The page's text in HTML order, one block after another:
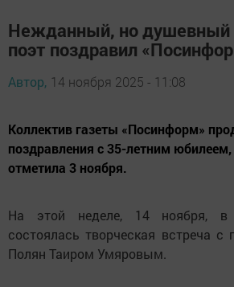
Нежданный, но душевный
поэт поздравил
Автор, 14 ноября 2025 - 11:08
Коллектив газеты «Посинформ»
поздравления с 35-летним
отметила 3 ноября.
На этой неделе, 14 ноября, в
состоялась творческая встреча
Полян Таиром Умяровым.